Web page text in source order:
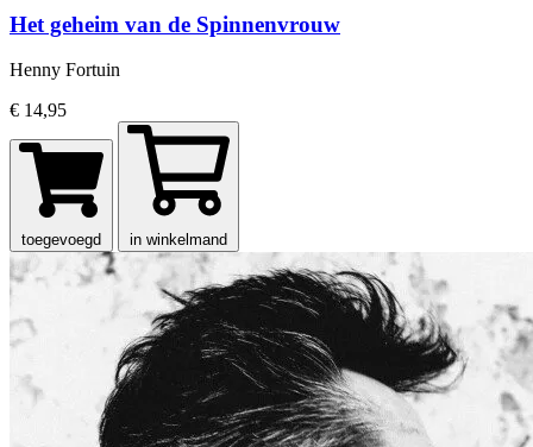
Het geheim van de Spinnenvrouw
Henny Fortuin
€ 14,95
toegevoegd in winkelmand